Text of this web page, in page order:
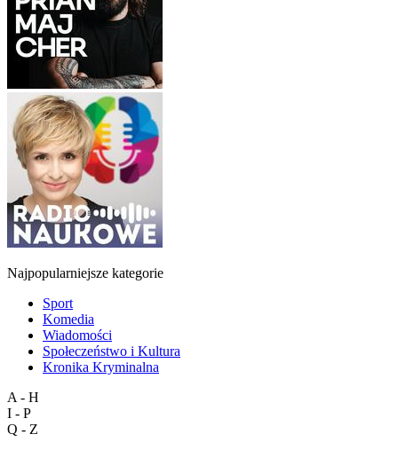
Najpopularniejsze kategorie
Sport
Komedia
Wiadomości
Społeczeństwo i Kultura
Kronika Kryminalna
A - H
I - P
Q - Z